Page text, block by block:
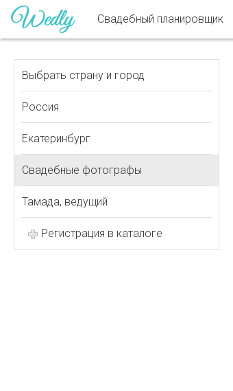
Свадебный планировщик
Выбрать страну и город
Россия
Екатеринбург
Свадебные фотографы
Тамада, ведущий
Регистрация в каталоге